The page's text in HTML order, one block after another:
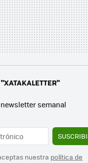
semanal
nuestra política de